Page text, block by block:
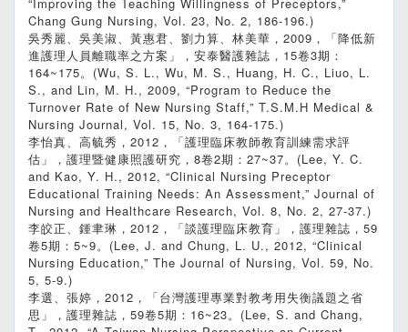
Chang Gung Nursing, Vol. 23, No. 2, 186-196.)
吳秀麗、吳美淑、黃惠君、劉力算、林美華，2009，「降低新
進護理人員離職率之方案」，安泰醫護雜誌，15卷3期：
164~175。(Wu, S. L., Wu, M. S., Huang, H. C., Liuo, L.
S., and Lin, M. H., 2009, “Program to Reduce the
Turnover Rate of New Nursing Staff,” T.S.M.H Medical &
Nursing Journal, Vol. 15, No. 3, 164-175.)
李怡真、高毓秀，2012，「護理臨床教師教育訓練需求評
估」，護理暨健康照護研究，8卷2期：27~37。(Lee, Y. C.
and Kao, Y. H., 2012, “Clinical Nursing Preceptor
Educational Training Needs: An Assessment,” Journal of
Nursing and Healthcare Research, Vol. 8, No. 2, 27-37.)
李皎正、鍾聿琳，2012，「談護理臨床教育」，護理雜誌，59
卷5期：5~9。(Lee, J. and Chung, L. U., 2012, “Clinical
Nursing Education,” The Journal of Nursing, Vol. 59, No.
5, 5-9.)
李選、張婷，2012，「台灣護理專業對教考用失衡議題之省
思」，護理雜誌，59卷5期：16~23。(Lee, S. and Chang,